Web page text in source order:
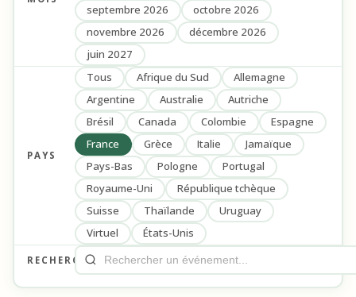
septembre 2026
octobre 2026
novembre 2026
décembre 2026
juin 2027
PAYS
Tous Afrique du Sud
Allemagne
Argentine
Australie
Autriche
Brésil
Canada Colombie
Espagne
France
Grèce Italie
Jamaïque
Pays-Bas
Pologne
Portugal
Royaume-Uni
République tchèque
Suisse
Thaïlande
Uruguay
Virtuel
États-Unis
RECHERCHE